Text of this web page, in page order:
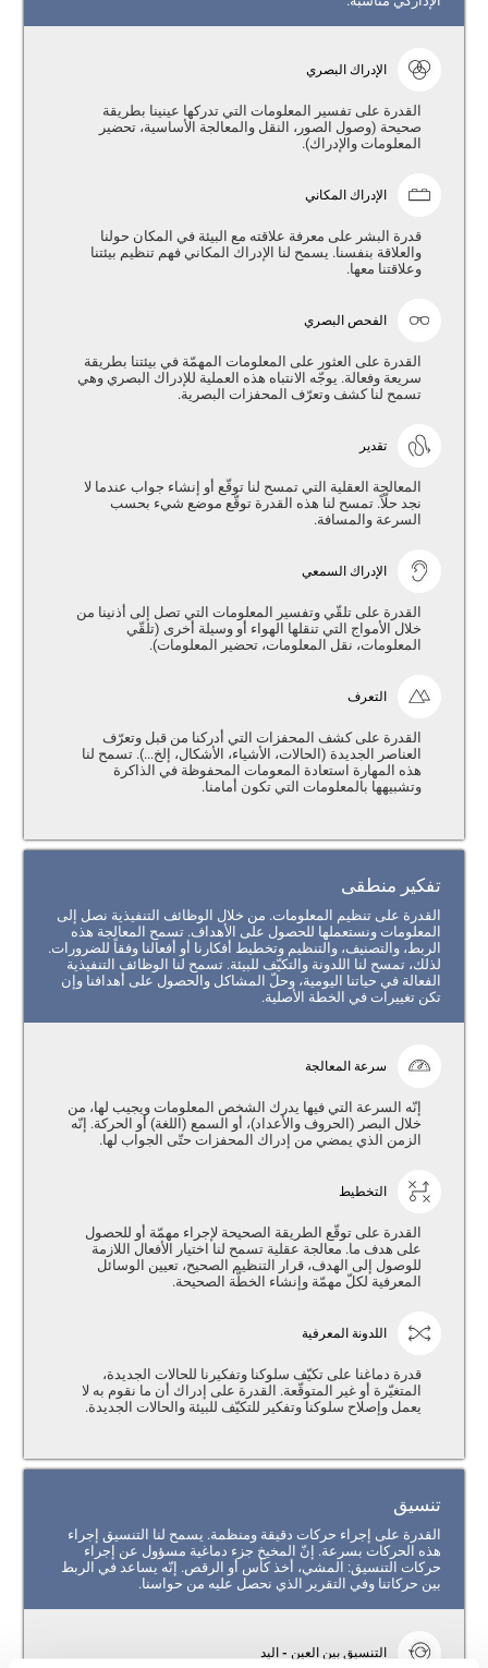
الإدراك البصري
القدرة على تفسير المعلومات التي تدركها عينينا بطريقة
صحيحة (وصول الصور، النقل والمعالجة الأساسية، تحضير
المعلومات والإدراك).
الإدراك المكاني
قدرة البشر على معرفة علاقته مع البيئة في المكان حولنا
والعلاقة بنفسنا. يسمح لنا الإدراك المكاني فهم تنظيم بيئتنا
وعلاقتنا معها.
الفحص البصري
القدرة على العثور على المعلومات المهمّة في بيئتنا بطريقة
سريعة وفعالة. يوجّه الانتباه هذه العملية للإدراك البصري وهي
تسمح لنا كشف وتعرّف المحفزات البصرية.
تقدير
المعالجة العقلية التي تمسح لنا توقّع أو إنشاء جواب عندما لا
نجد حلّاً. تمسح لنا هذه القدرة توقّع موضع شيء بحسب
السرعة والمسافة.
الإدراك السمعي
القدرة على تلقّي وتفسير المعلومات التي تصل إلى أذنينا من
خلال الأمواج التي تنقلها الهواء أو وسيلة أخرى (تلقّي
المعلومات، نقل المعلومات، تحضير المعلومات).
التعرف
القدرة على كشف المحفزات التي أدركنا من قبل وتعرّف
العناصر الجديدة (الحالات، الأشياء، الأشكال، إلخ...). تسمح لنا
هذه المهارة استعادة المعومات المحفوظة في الذاكرة
وتشبيهها بالمعلومات التي تكون أمامنا.
تفكير منطقى
القدرة على تنظيم المعلومات. من خلال الوظائف التنفيذية نصل إلى
المعلومات ونستعملها للحصول على الأهداف. تسمح المعالجة هذه
الربط، والتصنيف، والتنظيم وتخطيط أفكارنا أو أفعالنا وفقاً للضرورات.
لذلك، تمسح لنا اللدونة والتكيّف للبيئة. تسمح لنا الوظائف التنفيذية
الفعالة في حياتنا اليومية، وحلّ المشاكل والحصول على أهدافنا وإن
تكن تغييرات في الخطة الأصلية.
سرعة المعالجة
إنّه السرعة التي فيها يدرك الشخص المعلومات ويجيب لها، من
خلال البصر (الحروف والأعداد)، أو السمع (اللغة) أو الحركة. إنّه
الزمن الذي يمضي من إدراك المحفزات حتّى الجواب لها.
التخطيط
القدرة على توقّع الطريقة الصحيحة لإجراء مهمّة أو للحصول
على هدف ما. معالجة عقلية تسمح لنا اختيار الأفعال اللازمة
للوصول إلى الهدف، قرار التنظيم الصحيح، تعيين الوسائل
المعرفية لكلّ مهمّة وإنشاء الخطّة الصحيحة.
اللدونة المعرفية
قدرة دماغنا على تكيّف سلوكنا وتفكيرنا للحالات الجديدة،
المتغيّرة أو غير المتوقّعة. القدرة على إدراك أن ما نقوم به لا
يعمل وإصلاح سلوكنا وتفكير للتكيّف للبيئة والحالات الجديدة.
تنسيق
القدرة على إجراء حركات دقيقة ومنظمة. يسمح لنا التنسيق إجراء
هذه الحركات بسرعة. إنّ المخيخ جزء دماغية مسؤول عن إجراء
حركات التنسيق: المشي، أخذ كأس أو الرقص. إنّه يساعد في الربط
بين حركاتنا وفي التقرير الذي نحصل عليه من حواسنا.
التنسيق بين العين - اليد